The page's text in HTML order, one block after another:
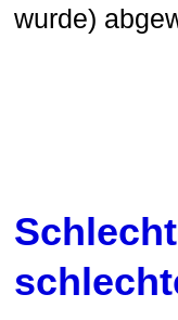
wurde)